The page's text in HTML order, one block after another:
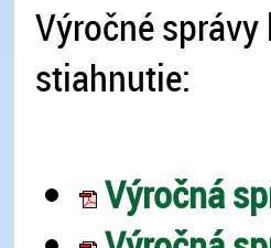
Výročné
stiahnutie:
Výročná